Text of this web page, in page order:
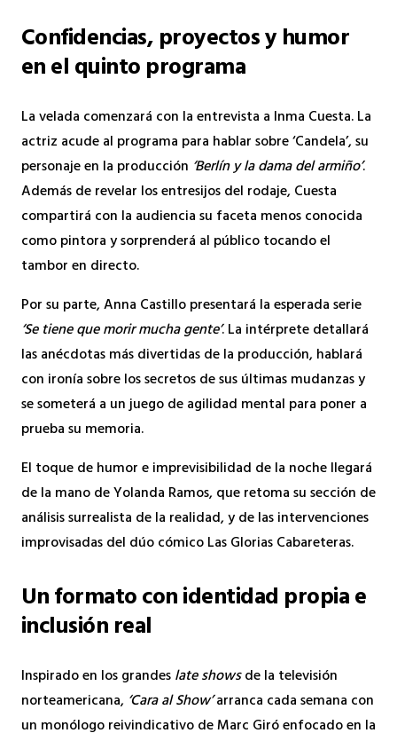
Confidencias, proyectos y humor
en el quinto programa
La velada comenzará con la entrevista a Inma Cuesta. La
actriz acude al programa para hablar sobre ‘Candela’, su
personaje en la producción ‘Berlín y la dama del armiño’.
Además de revelar los entresijos del rodaje, Cuesta
compartirá con la audiencia su faceta menos conocida
como pintora y sorprenderá al público tocando el
tambor en directo.
Por su parte, Anna Castillo presentará la esperada serie
‘Se tiene que morir mucha gente’. La intérprete detallará
las anécdotas más divertidas de la producción, hablará
con ironía sobre los secretos de sus últimas mudanzas y
se someterá a un juego de agilidad mental para poner a
prueba su memoria.
El toque de humor e imprevisibilidad de la noche llegará
de la mano de Yolanda Ramos, que retoma su sección de
análisis surrealista de la realidad, y de las intervenciones
improvisadas del dúo cómico Las Glorias Cabareteras.
Un formato con identidad propia e
inclusión real
Inspirado en los grandeslate showsde la televisión
norteamericana, ‘Cara al Show’arranca cada semana con
un monólogo reivindicativo de Marc Giró enfocado en la